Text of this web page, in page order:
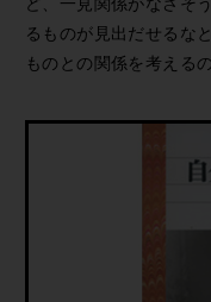
るものが見出だせるな
ものとの関係を考える